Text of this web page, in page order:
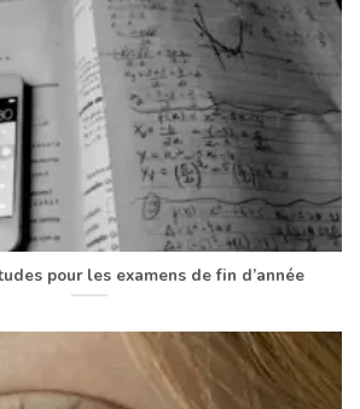
pour les examens de fin d’année